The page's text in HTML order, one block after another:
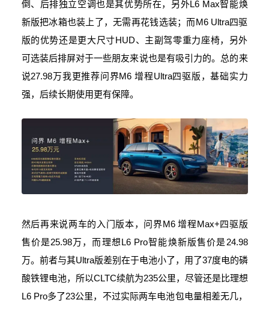
倒、后排独立空调也是其优势所在，另外L6 Max智能焕
新版把冰箱也装上了，无需再花钱选装；而M6 Ultra四驱
版的优势还是更大尺寸HUD、主副驾零重力座椅，另外
可选装后排屏对于一些朋友来说也是有吸引力的。总的来
说27.98万我更推荐问界M6 增程Ultra四驱版，基础实力
强，后续长期使用更有保障。
然后再来说两车的入门版本，问界M6 增程Max+四驱版
售价是25.98万，而理想L6 Pro智能焕新版售价是24.98
万。前者与其Ultra版差别在于电池小了，用了37度电的磷
酸铁锂电池，所以CLTC续航为235公里，尽管还是比理想
L6 Pro多了23公里，不过实际两车电池包电量相差无几，